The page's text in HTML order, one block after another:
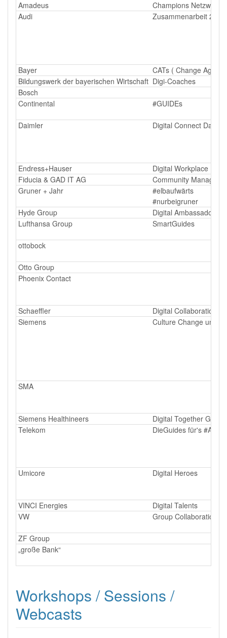
Amadeus
Champions Netzwerk
Audi
Zusammenarbeit 2.0
Bayer
CATs ( Change Agent
Bildungswerk der bayerischen Wirtschaft Digi-Coaches
Bosch
Continental
#GUIDEs
Daimler Digital Connect Days
Endress+Hauser
Digital Workplace
Fiducia & GAD IT AG
Community Manager
Gruner + Jahr
#elbaufwärts
#nurbeigruner
Hyde Group
Digital Ambassador
Lufthansa Group
SmartGuides
ottobock
Otto Group
Phoenix Contact
Schaeffler
Digital Collaboration
Siemens
Culture Change und
SMA
Siemens Healthineers
Digital Together
Telekom
DieGuides für's
Umicore Digital Heroes
VINCI Energies
Digital Talents
VW
Group Collaboration
ZF Group
„große Bank“
Workshops / Sessions /
Webcasts